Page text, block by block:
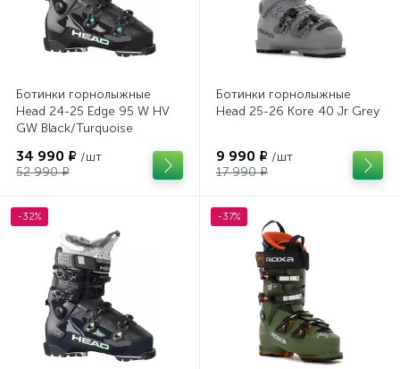
Ботинки горнолыжные
Head 24-25 Edge 95 W HV
GW Black/Turquoise
34 990 ₽ /шт
52 990 ₽
Ботинки горнолыжные
Head 25-26 Kore 40 Jr Grey
9 990 ₽ /шт
17 990 ₽
-32% -37%